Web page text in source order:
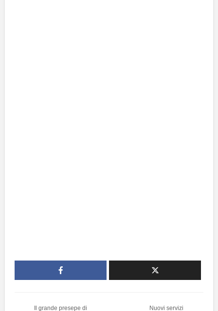
Il grande presepe di Nuovi servizi